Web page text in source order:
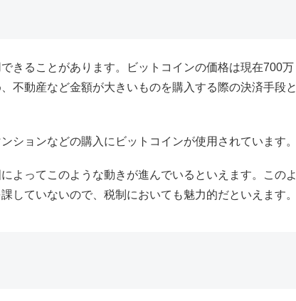
きることがあります。ビットコインの価格は現在700万
不動産など金額が大きいものを購入する際の決済手段と
ションなどの購入にビットコインが使用されています。
よってこのような動きが進んでいるといえます。このよ
していないので、税制においても魅力的だといえます。